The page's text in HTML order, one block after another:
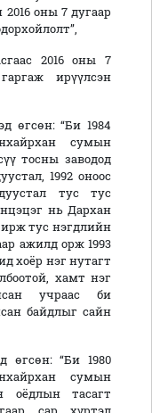
оны 7 дугаар
2016 оны 7
ирүүлсэн
өгсөн: “Би 1984
сумын
тосны заводод
1992 оноос
тус тус
нь Дархан
тус нэгдлийн
ажилд орж 1993
хоёр нэг нутагт
хамт нэг
учраас би
байдлыг сайн
өгсөн: “Би 1980
сумын
оёдлын тасагт